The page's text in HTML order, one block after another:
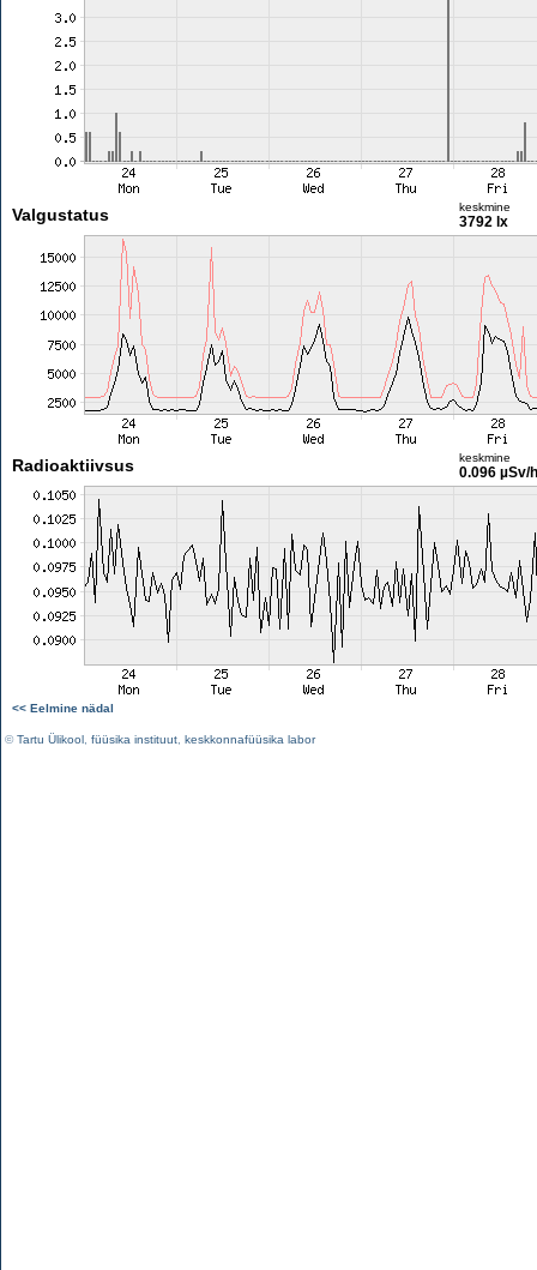
Valgustatus keskmine
3792 lx
Radioaktiivsus keskmine
0.096 µSv/h
<< Eelmine nädal
©Tartu Ülikool füüsika instituut keskkonnafüüsika labor